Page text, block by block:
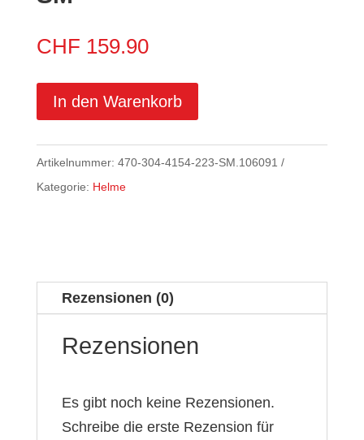
CHF 159.90
In den Warenkorb
Artikelnummer: 470-304-4154-223-SM.106091
Kategorie: Helme
Rezensionen (0)
Rezensionen
Es gibt noch keine Rezensionen.
Schreibe die erste Rezension für